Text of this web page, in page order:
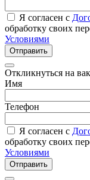
Я согласен с
обработку своих
Условиями
Отправить
Откликнуться на
Имя
Телефон
Я согласен с
обработку своих
Условиями
Отправить